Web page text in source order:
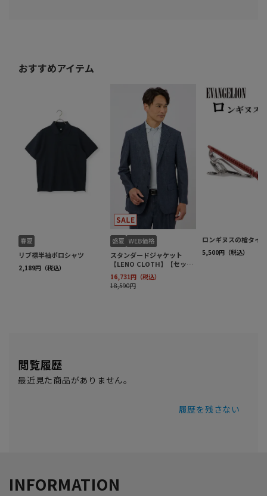
閲覧履歴
最近見た商品がありません。
履歴を残さない
INFORMATION